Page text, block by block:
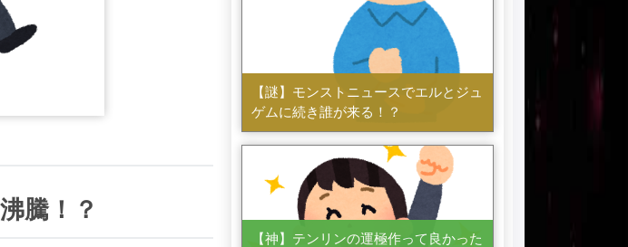
騰！？
【謎】モンストニュースでエルとジュ
ゲムに続き誰が来る！？
【神】テンリンの運極作って良かった